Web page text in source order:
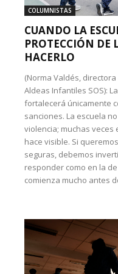
COLUMNISTAS
CUANDO LA
PROTECCIÓN DE
HACERLO
(Norma Valdés,
Aldeas Infantiles SOS):
fortalecerá únicamente
sanciones. La escuela
violencia; muchas
hace visible. Si
seguras, debemos
responder como en la
comienza mucho antes